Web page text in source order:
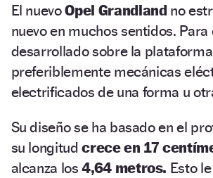
El nuevoOpel Grandlandno
nuevo en muchos sentidos.
desarrollado sobre la plataforma
preferiblemente mecánicas
electrificados de una forma u
Su diseño se ha basado en el
su longitudcrece en 17
alcanza los4,64 metros. Esto